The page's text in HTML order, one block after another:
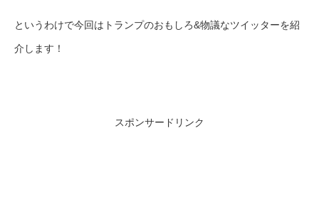
というわけで今回はトランプのおもしろ&物議なツイッターを紹
介します！
スポンサードリンク